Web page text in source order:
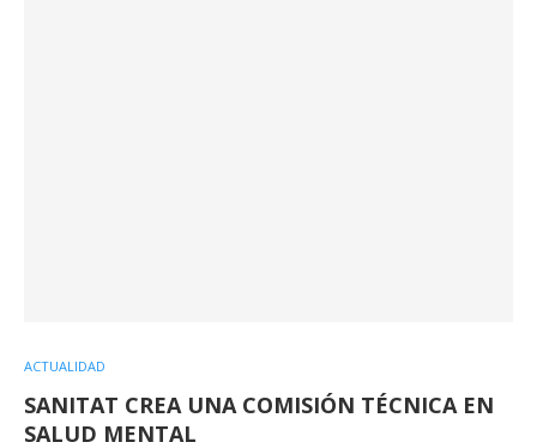
ACTUALIDAD
SANITAT CREA UNA COMISIÓN TÉCNICA EN
SALUD MENTAL